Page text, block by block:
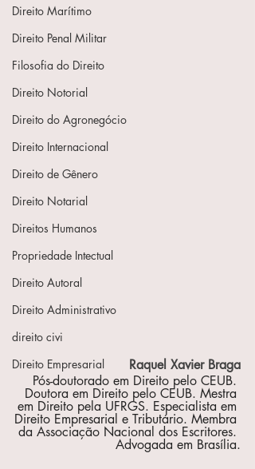
Direito Marítimo
Direito Penal Militar
Filosofia do Direito
Direito Notorial
Direito do Agronegócio
Direito Internacional
Direito de Gênero
Direito Notarial
Direitos Humanos
Propriedade Intectual
Direito Autoral
Direito Administrativo
direito civi
Direito Empresarial
Raquel Xavier Braga
Pós-doutorado em Direito pelo CEUB.
Doutora em Direito pelo CEUB. Mestra
em Direito pela UFRGS. Especialista em
Direito Empresarial e Tributário. Membra
da Associação Nacional dos Escritores.
Advogada em Brasília.